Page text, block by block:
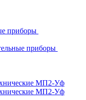
приборы
приборы
МП2-Уф
МП2-Уф